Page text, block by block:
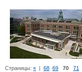
Страницы: « | 68 69 70 71